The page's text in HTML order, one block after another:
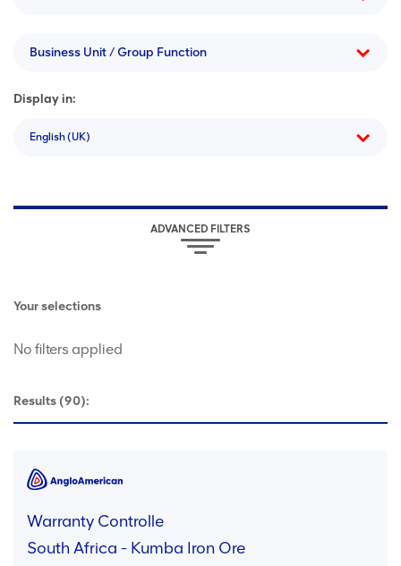
Business Unit / Group Function
Display in:
English (UK)
ADVANCED FILTERS
Your selections
No filters applied
Results (90):
Warranty Controlle
South Africa - Kumba Iron Ore